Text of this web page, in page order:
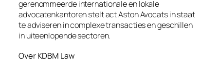
gerenommeerde internationale en lokale
advocatenkantoren stelt act Aston Avocats in staat
te adviseren in complexe transacties en geschillen
in uiteenlopende sectoren.
Over KDBM Law